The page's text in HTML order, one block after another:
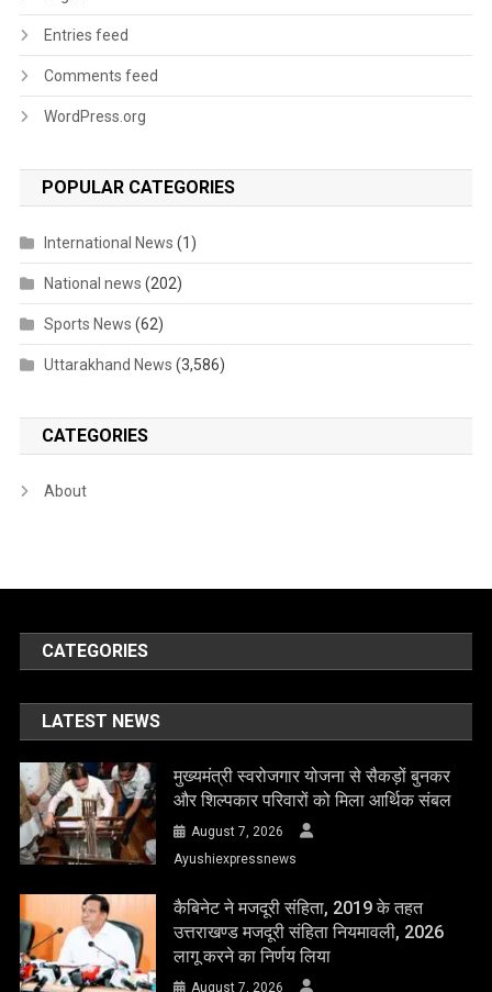
Entries feed
Comments feed
WordPress.org
POPULAR CATEGORIES
International News (1)
National news (202)
Sports News (62)
Uttarakhand News (3,586)
CATEGORIES
About
CATEGORIES
LATEST NEWS
मुख्यमंत्री स्वरोजगार योजना से सैकड़ों बुनकर
और शिल्पकार परिवारों को मिला आर्थिक संबल
August 7, 2026
Ayushiexpressnews
कैबिनेट ने मजदूरी संहिता, 2019 के तहत
उत्तराखण्ड मजदूरी संहिता नियमावली, 2026
लागू करने का निर्णय लिया
August 7, 2026